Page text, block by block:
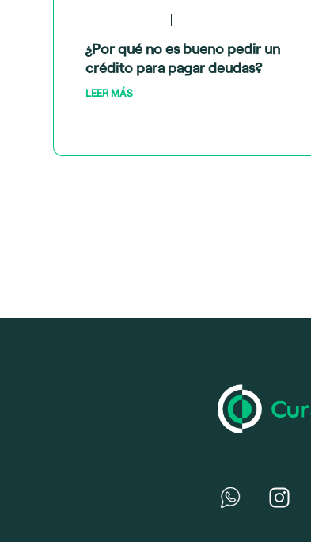
¿Por qué no es bueno pedir un
crédito para pagar deudas?
LEER MÁS